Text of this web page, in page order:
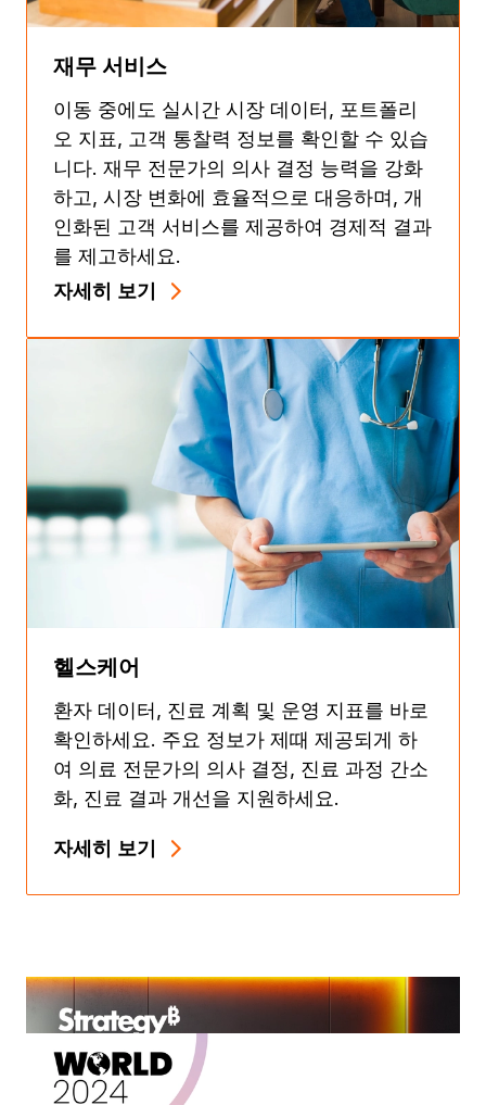
재무 서비스
이동 중에도 실시간 시장 데이터, 포트폴리
오 지표, 고객 통찰력 정보를 확인할 수 있습
니다. 재무 전문가의 의사 결정 능력을 강화
하고, 시장 변화에 효율적으로 대응하며, 개
인화된 고객 서비스를 제공하여 경제적 결과
를 제고하세요.
자세히 보기
헬스케어
환자 데이터, 진료 계획 및 운영 지표를 바로
확인하세요. 주요 정보가 제때 제공되게 하
여 의료 전문가의 의사 결정, 진료 과정 간소
화, 진료 결과 개선을 지원하세요.
자세히 보기